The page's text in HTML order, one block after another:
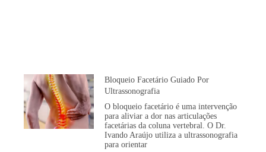
Bloqueio Facetário Guiado Por
Ultrassonografia
O bloqueio facetário é uma intervenção
para aliviar a dor nas articulações
facetárias da coluna vertebral. O Dr.
Ivando Araújo utiliza a ultrassonografia
para orientar